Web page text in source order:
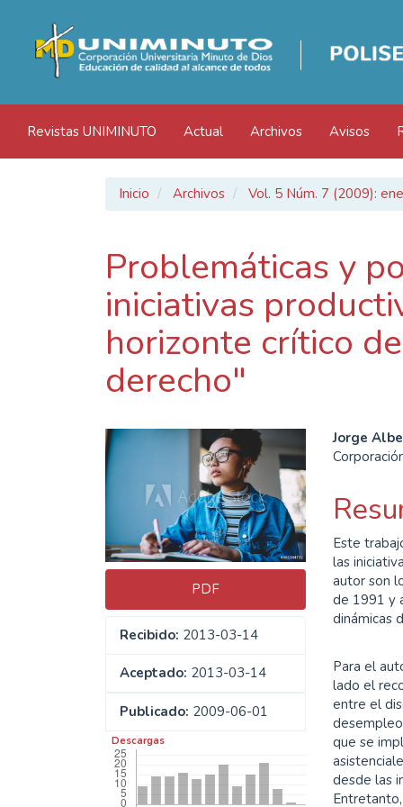
principal
Contenido
principal
Barra
lateral
Revistas UNIMINUTO
Actual Archivos Avisos
Inicio Archivos Vol. 5 Núm. 7 (2009):
Problemáticas y
iniciativas
horizonte crítico
derecho"
Barra
lateral
artículo
PDF
Recibido: 2013-03-14
Aceptado: 2013-03-14
Publicado: 2009-06-01
Descargas
del
Jorge
Este
las
autor son
de 1991 y
dinámicas
Para el
lado el
entre el
que se
desde las